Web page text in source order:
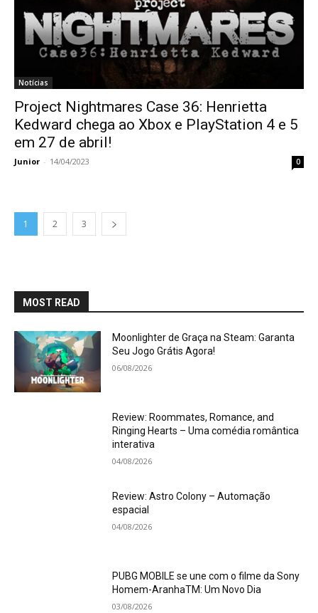
Notícias
Project Nightmares Case 36: Henrietta
Kedward chega ao Xbox e PlayStation 4 e 5
em 27 de abril!
Junior - 14/04/2023 0
1 2 3
MOST READ
Moonlighter de Graça na Steam: Garanta
Seu Jogo Grátis Agora!
06/08/2026
Review: Roommates, Romance, and
Ringing Hearts – Uma comédia romântica
interativa
04/08/2026
Review: Astro Colony – Automação
espacial
04/08/2026
PUBG MOBILE se une com o filme da Sony
Homem-AranhaTM: Um Novo Dia
03/08/2026